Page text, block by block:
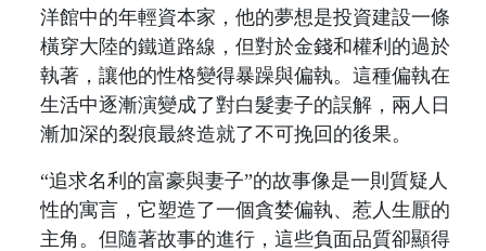
洋館中的年輕資本家，他的夢想是投資建設一條
橫穿大陸的鐵道路線，但對於金錢和權利的過於
執著，讓他的性格變得暴躁與偏執。這種偏執在
生活中逐漸演變成了對白髮妻子的誤解，兩人日
漸加深的裂痕最終造就了不可挽回的後果。
“追求名利的富豪與妻子”的故事像是一則質疑人
性的寓言，它塑造了一個貪婪偏執、惹人生厭的
主角。但隨著故事的進行，這些負面品質卻顯得